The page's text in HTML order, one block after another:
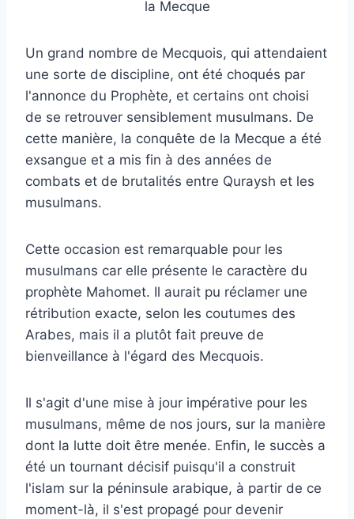
Un grand nombre de Mecquois, qui attendaient
une sorte de discipline, ont été choqués par
l'annonce du Prophète, et certains ont choisi
de se retrouver sensiblement musulmans. De
cette manière, la conquête de la Mecque a été
exsangue et a mis fin à des années de
combats et de brutalités entre Quraysh et les
musulmans.
Cette occasion est remarquable pour les
musulmans car elle présente le caractère du
prophète Mahomet. Il aurait pu réclamer une
rétribution exacte, selon les coutumes des
Arabes, mais il a plutôt fait preuve de
bienveillance à l'égard des Mecquois.
Il s'agit d'une mise à jour impérative pour les
musulmans, même de nos jours, sur la manière
dont la lutte doit être menée. Enfin, le succès a
été un tournant décisif puisqu'il a construit
l'islam sur la péninsule arabique, à partir de ce
moment-là, il s'est propagé pour devenir